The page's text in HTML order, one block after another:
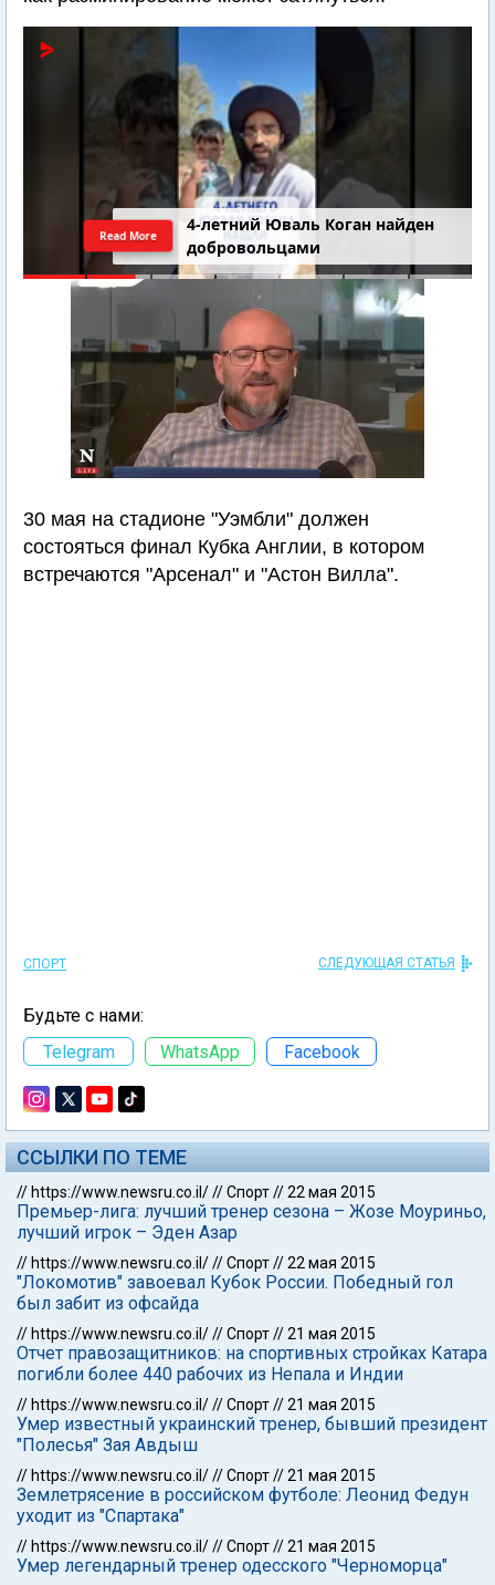
4-летний Юваль Коган найден
добровольцами
Read More
30 мая на стадионе "Уэмбли" должен
состояться финал Кубка Англии, в котором
встречаются "Арсенал" и "Астон Вилла".
СПОРТ СЛЕДУЮЩАЯ СТАТЬЯ
Будьте с нами:
Telegram
WhatsApp Facebook
ССЫЛКИ ПО ТЕМЕ
// https://www.newsru.co.il///Спорт//22 мая 2015
Премьер-лига: лучший тренер сезона – Жозе Моуриньо,
лучший игрок – Эден Азар
// https://www.newsru.co.il///Спорт//22 мая 2015
"Локомотив" завоевал Кубок России. Победный гол
был забит из офсайда
// https://www.newsru.co.il///Спорт//21 мая 2015
Отчет правозащитников: на спортивных стройках Катара
погибли более 440 рабочих из Непала и Индии
// https://www.newsru.co.il///Спорт//21 мая 2015
Умер известный украинский тренер, бывший президент
"Полесья" Зая Авдыш
// https://www.newsru.co.il///Спорт//21 мая 2015
Землетрясение в российском футболе: Леонид Федун
уходит из "Спартака"
// https://www.newsru.co.il///Спорт//21 мая 2015
Умер легендарный тренер одесского "Черноморца"